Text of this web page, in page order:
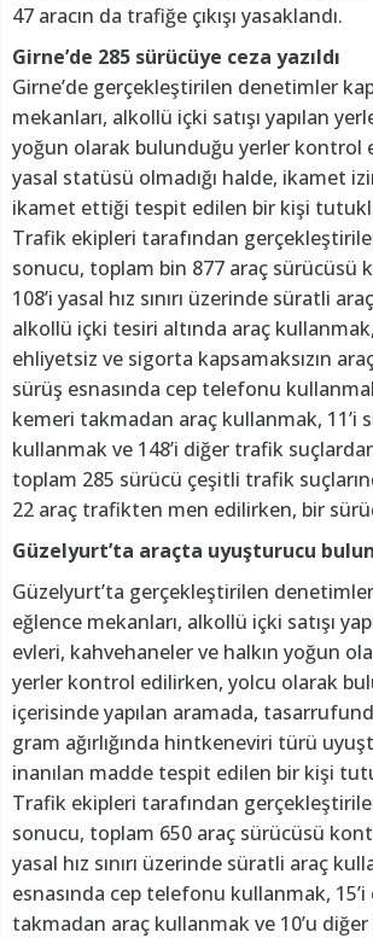
47 aracın da trafiğe çıkışı yasaklandı.
Girne’de 285 sürücüye ceza yazıldı
Girne’de gerçekleştirilen denetimler
mekanları, alkollü içki satışı yapılan
yoğun olarak bulunduğu yerler kontrol
yasal statüsü olmadığı halde, ikamet
ikamet ettiği tespit edilen bir kişi
Trafik ekipleri tarafından
sonucu, toplam bin 877 araç sürücüsü
108’i yasal hız sınırı üzerinde süratli
alkollü içki tesiri altında araç
ehliyetsiz ve sigorta kapsamaksızın
sürüş esnasında cep telefonu
kemeri takmadan araç kullanmak, 11’i
kullanmak ve 148’i diğer trafik
toplam 285 sürücü çeşitli trafik
22 araç trafikten men edilirken, bir
Güzelyurt’ta araçta uyuşturucu
Güzelyurt’ta gerçekleştirilen
eğlence mekanları, alkollü içki satışı
evleri, kahvehaneler ve halkın yoğun
yerler kontrol edilirken, yolcu olarak
içerisinde yapılan aramada,
gram ağırlığında hintkeneviri türü
inanılan madde tespit edilen bir kişi
Trafik ekipleri tarafından
sonucu, toplam 650 araç sürücüsü
yasal hız sınırı üzerinde süratli araç
esnasında cep telefonu kullanmak,
takmadan araç kullanmak ve 10’u